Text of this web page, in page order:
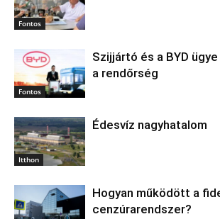
Fontos
Fontos
Szijjártó és a BYD
a rendőrség
Itthon
Édesvíz nagyhatalom
Hogyan működött a
cenzúrarendszer?